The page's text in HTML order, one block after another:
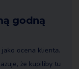
godną
jako ocena klienta.
że kupiliby tu